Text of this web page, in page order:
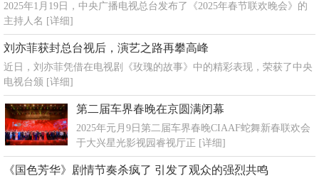
2025年1月19日，中央广播电视总台发布了《2025年春节联欢晚会》的
主持人名 [详细]
刘亦菲获封总台视后，演艺之路再攀高峰
近日，刘亦菲凭借在电视剧《玫瑰的故事》中的精彩表现，荣获了中央
电视台颁 [详细]
第二届车界春晚在京圆满闭幕
2025年元月9日第二届车界春晚CIAAF蛇舞新春联欢会
于大兴星光影视园睿视厅正 [详细]
《国色芳华》剧情节奏杀疯了 引发了观众的强烈共鸣